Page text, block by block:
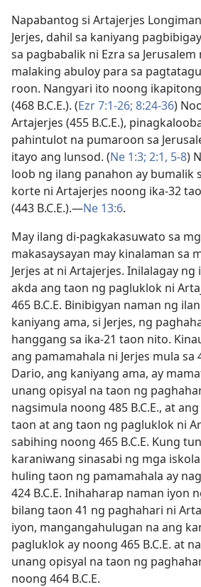
Napabantog si Artajerjes
Jerjes, dahil sa kaniyang
sa pagbabalik ni Ezra sa Jerusalem
malaking abuloy para sa
roon. Nangyari ito noong
(468 B.C.E.). (Ezr 7:1-26; 8:24-36)
Artajerjes (455 B.C.E.),
pahintulot na pumaroon sa
itayo ang lunsod. (Ne 1:3; 2:1, 5-8)
loob ng ilang panahon ay bumalik
korte ni Artajerjes noong ika-32
(443 B.C.E.).​—Ne 13:6.
May ilang di-pagkakasuwato sa
makasaysayan may kinalaman sa
Jerjes at ni Artajerjes. Inilalagay
akda ang taon ng pagluklok ni
465 B.C.E. Binibigyan naman ng
kaniyang ama, si Jerjes, ng
hanggang sa ika-21 taon nito.
ang pamamahala ni Jerjes mula sa
Dario, ang kaniyang ama, ay
unang opisyal na taon ng
nagsimula noong 485 B.C.E., at
taon at ang taon ng pagluklok ni
sabihing noong 465 B.C.E. Kung
karaniwang sinasabi ng mga
huling taon ng pamamahala ay
424 B.C.E. Inihaharap naman iyon
bilang taon 41 ng paghahari ni
iyon, mangangahulugan na ang
pagluklok ay noong 465 B.C.E. at
unang opisyal na taon ng
noong 464 B.C.E.